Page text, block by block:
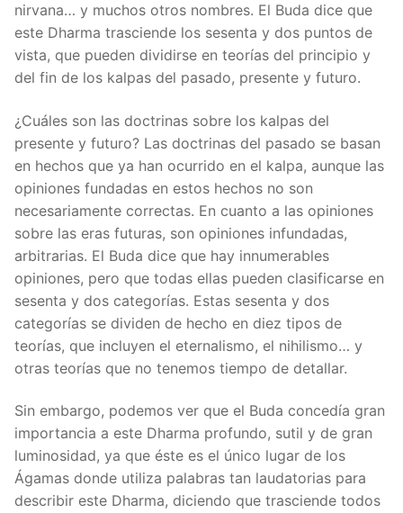
nirvana… y muchos otros nombres. El Buda dice que
este Dharma trasciende los sesenta y dos puntos de
vista, que pueden dividirse en teorías del principio y
del fin de los kalpas del pasado, presente y futuro.
¿Cuáles son las doctrinas sobre los kalpas del
presente y futuro? Las doctrinas del pasado se basan
en hechos que ya han ocurrido en el kalpa, aunque las
opiniones fundadas en estos hechos no son
necesariamente correctas. En cuanto a las opiniones
sobre las eras futuras, son opiniones infundadas,
arbitrarias. El Buda dice que hay innumerables
opiniones, pero que todas ellas pueden clasificarse en
sesenta y dos categorías. Estas sesenta y dos
categorías se dividen de hecho en diez tipos de
teorías, que incluyen el eternalismo, el nihilismo… y
otras teorías que no tenemos tiempo de detallar.
Sin embargo, podemos ver que el Buda concedía gran
importancia a este Dharma profundo, sutil y de gran
luminosidad, ya que éste es el único lugar de los
Ágamas donde utiliza palabras tan laudatorias para
describir este Dharma, diciendo que trasciende todos